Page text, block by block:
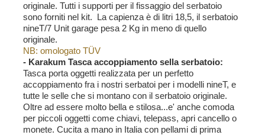
1xCoperture laterali airbox nineT
Codice: 1649
1x Barra paracilindri nineT Heavy Duty
Roadster
Codice: 1691_
Più informazioni ...
originale. Tutti i supporti per il fissaggio del serbatoio
sono forniti nel kit. La capienza è di litri 18,5, il serbatoio
nineT/7 Unit garage pesa 2 Kg in meno di quello
originale.
NB: omologato TÜV
- Karakum Tasca accoppiamento sella serbatoio:
Tasca porta oggetti realizzata per un perfetto
accoppiamento fra i nostri serbatoi per i modelli nineT, e
tutte le selle che si montano con il serbatoio originale.
Oltre ad essere molto bella e stilosa...e' anche comoda
per piccoli oggetti come chiavi, telepass, apri cancello o
monete. Cucita a mano in Italia con pellami di prima